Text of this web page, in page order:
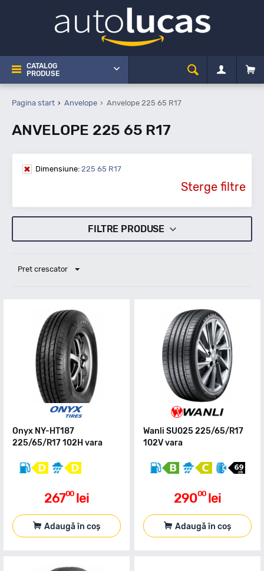
CATALOG
PRODUSE
Pagina start Anvelope Anvelope 225 65 R17
ANVELOPE 225 65 R17
Dimensiune: 225 65 R17
Sterge filtre
FILTRE PRODUSE
Pret crescator
Onyx NY-HT187
225/65/R17 102H vara
26700 lei
Adaugă în coș
Wanli SU025 225/65/R17
102V vara
29000 lei
Adaugă în coș